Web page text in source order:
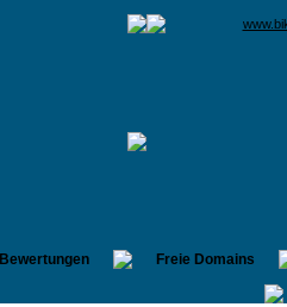
Bewertungen Freie Domains